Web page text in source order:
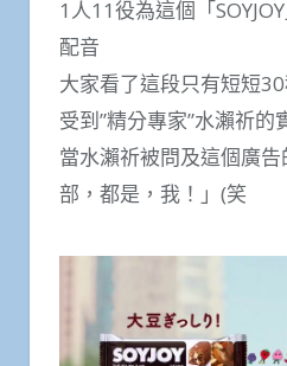
1人11役為這個「
配音
大家看了這段只有短短
受到”精分專家”水瀨祈的
當水瀨祈被問及這個廣
部，都是，我！」(笑